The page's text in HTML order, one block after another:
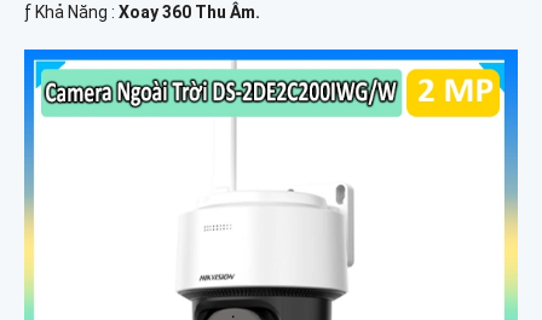
️ƒ Khả Năng : Xoay 360 Thu Âm.